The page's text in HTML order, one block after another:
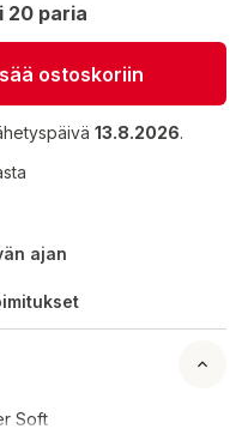
20 paria
ostoskoriin
13.8.2026.
ajan
Soft